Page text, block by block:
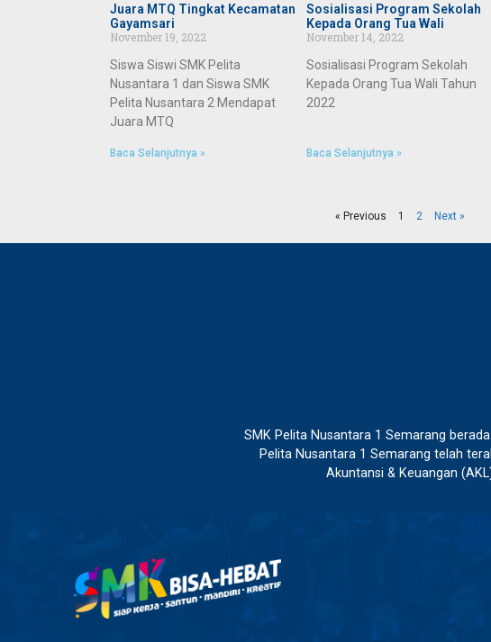
Juara MTQ Tingkat Kecamatan
Gayamsari
November 19, 2022
Siswa Siswi SMK Pelita
Nusantara 1 dan Siswa SMK
Pelita Nusantara 2 Mendapat
Juara MTQ
Baca Selanjutnya »
Sosialisasi Program Sekolah
Kepada Orang Tua Wali
November 14, 2022
Sosialisasi Program Sekolah
Kepada Orang Tua Wali Tahun
2022
Baca Selanjutnya »
« Previous 1 2 Next »
SMK Pelita Nusantara 1 Semarang
Pelita Nusantara 1 Semarang telah
Akuntansi & Keuangan